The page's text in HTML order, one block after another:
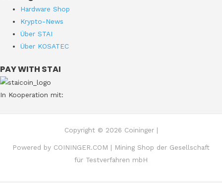
Hardware Shop
Krypto-News
Über STAI
Über KOSATEC
PAY WITH STAI
In Kooperation mit:
Copyright © 2026 Coininger |
Powered by COININGER.COM | Mining Shop der Gesellschaft
für Testverfahren mbH